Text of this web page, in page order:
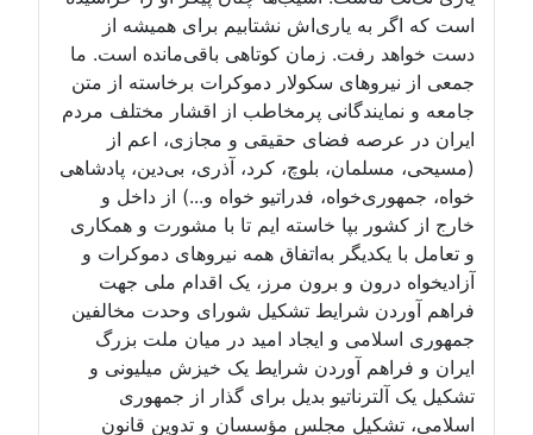
است که اگر به یاری‌اش نشتابیم برای همیشه از
دست خواهد رفت. زمان کوتاهی باقی‌مانده است. ما
جمعی از نیروهای سکولار دموکرات برخاسته از متن
جامعه و نمایندگانی پرمخاطب از اقشار مختلف مردم
ایران در عرصه فضای حقیقی و مجازی، اعم از
(مسیحی، مسلمان، بلوچ، کرد، آذری، بی‌دین، پادشاهی
خواه، جمهوری‌خواه، فدراتیو خواه و...) از داخل و
خارج از کشور بپا خاسته ایم تا با مشورت و همکاری
و تعامل با یکدیگر به‌اتفاق همه نیروهای دموکرات و
آزادیخواه درون و برون مرز، یک اقدام ملی جهت
فراهم آوردن شرایط تشکیل شورای وحدت مخالفین
جمهوری اسلامی و ایجاد امید در میان ملت بزرگ
ایران و فراهم آوردن شرایط یک خیزش میلیونی و
تشکیل یک آلترناتیو بدیل برای گذار از جمهوری
اسلامی، تشکیل مجلس مؤسسان و تدوین قانون